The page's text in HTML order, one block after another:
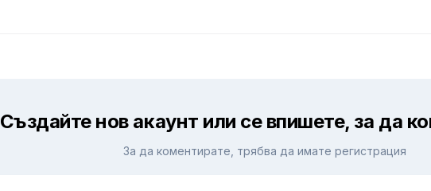
Създайте нов акаунт или се впишете, за да
За да коментирате, трябва да имате регистрация